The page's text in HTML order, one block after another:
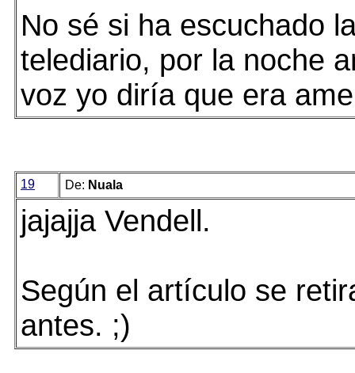
No sé si ha escuchado
telediario, por la noche
voz yo diría que era
19 De: Nuala
jajajja Vendell.
Según el artículo se
antes. ;)